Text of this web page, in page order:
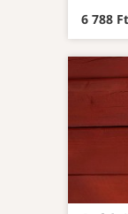
6 788 Ft